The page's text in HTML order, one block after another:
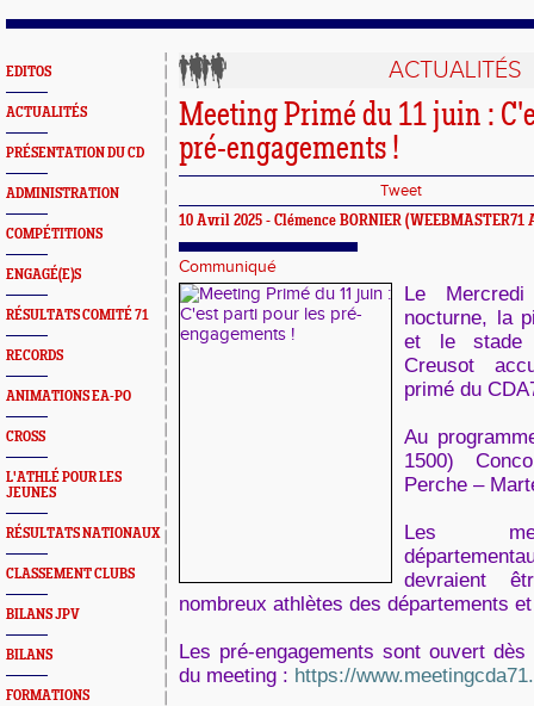
EDITOS
ACTUALITÉS
PRÉSENTATION DU CD
ADMINISTRATION
COMPÉTITIONS
ENGAGÉ(E)S
RÉSULTATS COMITÉ 71
RECORDS
ANIMATIONS EA-PO
CROSS
L'ATHLÉ POUR LES
JEUNES
RÉSULTATS NATIONAUX
CLASSEMENT CLUBS
BILANS JPV
BILANS
FORMATIONS
ACTUALITÉS
Meeting Primé du 11 juin :
pré-engagements !
Tweet
10 Avril 2025 - Clémence BORNIER (WEEBMASTER71
Communiqué
Le
nocturne, la
et le stade
Creusot
primé du
Au
1500)
Perche –
Les
devraient
nombreux athlètes des départements
Les pré-engagements sont ouvert
du meeting : https://